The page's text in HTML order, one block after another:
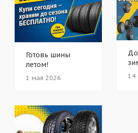
Готовь шины
летом!
1 мая 2026 14